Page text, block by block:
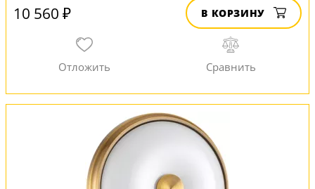
10 560 ₽ В КОРЗИНУ